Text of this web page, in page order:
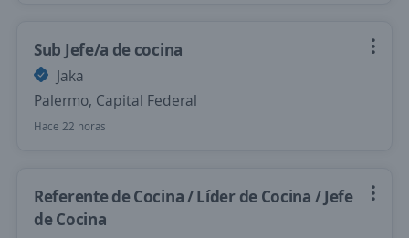
Sub Jefe/a de cocina
Jaka
Palermo, Capital Federal
Hace 22 horas
Referente de Cocina / Líder de Cocina / Jefe
de Cocina